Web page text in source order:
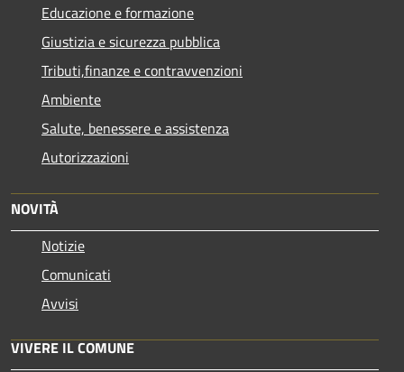
Educazione e formazione
Giustizia e sicurezza pubblica
Tributi,finanze e contravvenzioni
Ambiente
Salute, benessere e assistenza
Autorizzazioni
NOVITÀ
Notizie
Comunicati
Avvisi
VIVERE IL COMUNE